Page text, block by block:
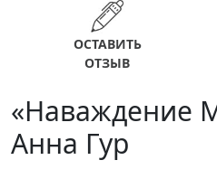
ОСТАВИТЬ
ОТЗЫВ
«Наваждение
Анна Гур